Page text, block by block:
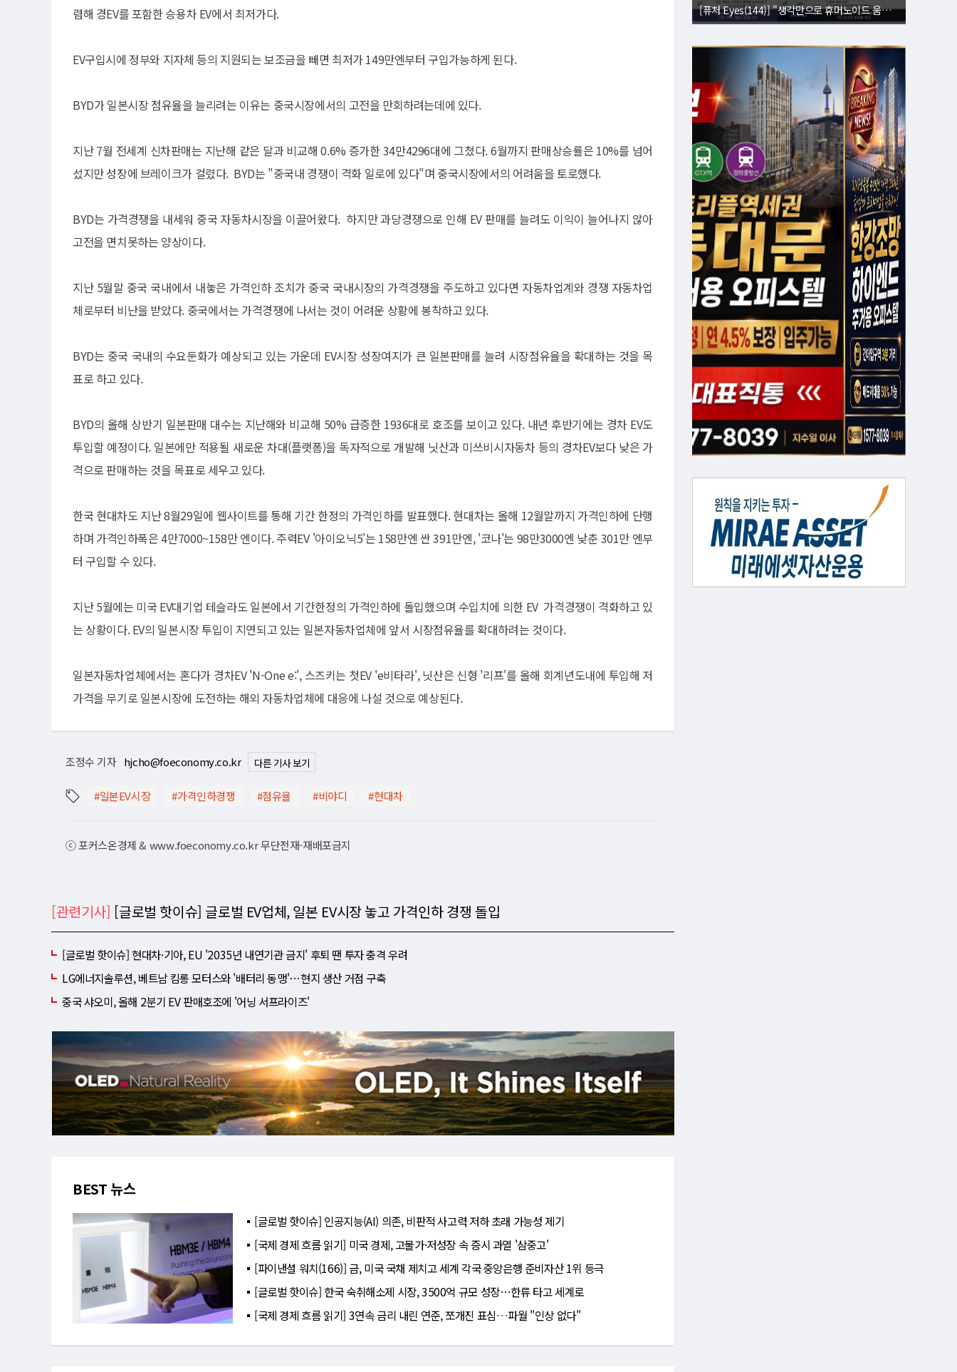
렴해 경EV를 포함한 승용차 EV에서 최저가다.
EV구입시에 정부와 지자체 등의 지원되는 보조금을 빼면 최저가 149만엔부터 구입가능하게 된다.
BYD가 일본시장 점유율을 늘리려는 이유는 중국시장에서의 고전을 만회하려는데에 있다.
지난 7월 전세계 신차판매는 지난해 같은 달과 비교해 0.6% 증가한 34만4296대에 그쳤다. 6월까지 판매상승률은 10%를 넘어
섰지만 성장에 브레이크가 걸렸다. BYD는 "중국내 경쟁이 격화 일로에 있다"며 중국시장에서의 어려움을 토로했다.
BYD는 가격경쟁을 내세워 중국 자동차시장을 이끌어왔다. 하지만 과당경쟁으로 인해 EV 판매를 늘려도 이익이 늘어나지 않아
고전을 면치못하는 양상이다.
지난 5월말 중국 국내에서 내놓은 가격인하 조치가 중국 국내시장의 가격경쟁을 주도하고 있다면 자동차업계와 경쟁 자동차업
체로부터 비난을 받았다. 중국에서는 가격경쟁에 나서는 것이 어려운 상황에 봉착하고 있다.
BYD는 중국 국내의 수요둔화가 예상되고 있는 가운데 EV시장 성장여지가 큰 일본판매를 늘려 시장점유율을 확대하는 것을 목
표로 하고 있다.
BYD의 올해 상반기 일본판매 대수는 지난해와 비교해 50% 급증한 1936대로 호조를 보이고 있다. 내년 후반기에는 경차 EV도
투입할 예정이다. 일본에만 적용될 새로운 차대(플랫폼)을 독자적으로 개발해 닛산과 미쓰비시자동차 등의 경차EV보다 낮은 가
격으로 판매하는 것을 목표로 세우고 있다.
한국 현대차도 지난 8월29일에 웹사이트를 통해 기간 한정의 가격인하를 발표했다. 현대차는 올해 12월말까지 가격인하에 단행
하며 가격인하폭은 4만7000~158만 엔이다. 주력EV '아이오닉5'는 158만엔 싼 391만엔, '코나'는 98만3000엔 낮춘 301만 엔부
터 구입할 수 있다.
지난 5월에는 미국 EV대기업 테슬라도 일본에서 기간한정의 가격인하에 돌입했으며 수입치에 의한 EV 가격경쟁이 격화하고 있
는 상황이다. EV의 일본시장 투입이 지연되고 있는 일본자동차업체에 앞서 시장점유율를 확대하려는 것이다.
일본자동차업체에서는 혼다가 경차EV 'N-One e:', 스즈키는 첫EV 'e비타라', 닛산은 신형 '리프'를 올해 회계년도내에 투입해 저
가격을 무기로 일본시장에 도전하는 해외 자동차업체에 대응에 나설 것으로 예상된다.
조정수 기자 hjcho@foeconomy.co.kr 다른 기사 보기
#일본EV시장 #가격인하경쟁 #점유율 #비야디 #현대차
ⓒ 포커스온경제 & www.foeconomy.co.kr 무단전재-재배포금지
[관련기사] [글로벌 핫이슈] 글로벌 EV업체, 일본 EV시장 놓고 가격인하 경쟁 돌입
[글로벌 핫이슈] 현대차·기아, EU '2035년 내연기관 금지' 후퇴 땐 투자 충격 우려
LG에너지솔루션, 베트남 킴롱 모터스와 '배터리 동맹'⋯현지 생산 거점 구축
중국 샤오미, 올해 2분기 EV 판매호조에 '어닝 서프라이즈'
BEST 뉴스
[글로벌 핫이슈] 인공지능(AI) 의존, 비판적 사고력 저하 초래 가능성 제기
[국제 경제 흐름 읽기] 미국 경제, 고물가·저성장 속 증시 과열 '삼중고'
[파이낸셜 워치(166)] 금, 미국 국채 제치고 세계 각국 중앙은행 준비자산 1위 등극
[글로벌 핫이슈] 한국 숙취해소제 시장, 3500억 규모 성장⋯한류 타고 세계로
[국제 경제 흐름 읽기] 3연속 금리 내린 연준, 쪼개진 표심…파월 "인상 없다"
[퓨처 Eyes(143)] "별빛도 밤도 지운다"⋯美 '우주 거울' 승인에 과학계 비상